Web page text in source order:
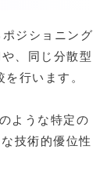
ジショニング
、同じ分散型
行います。
ような特定の
技術的優位性